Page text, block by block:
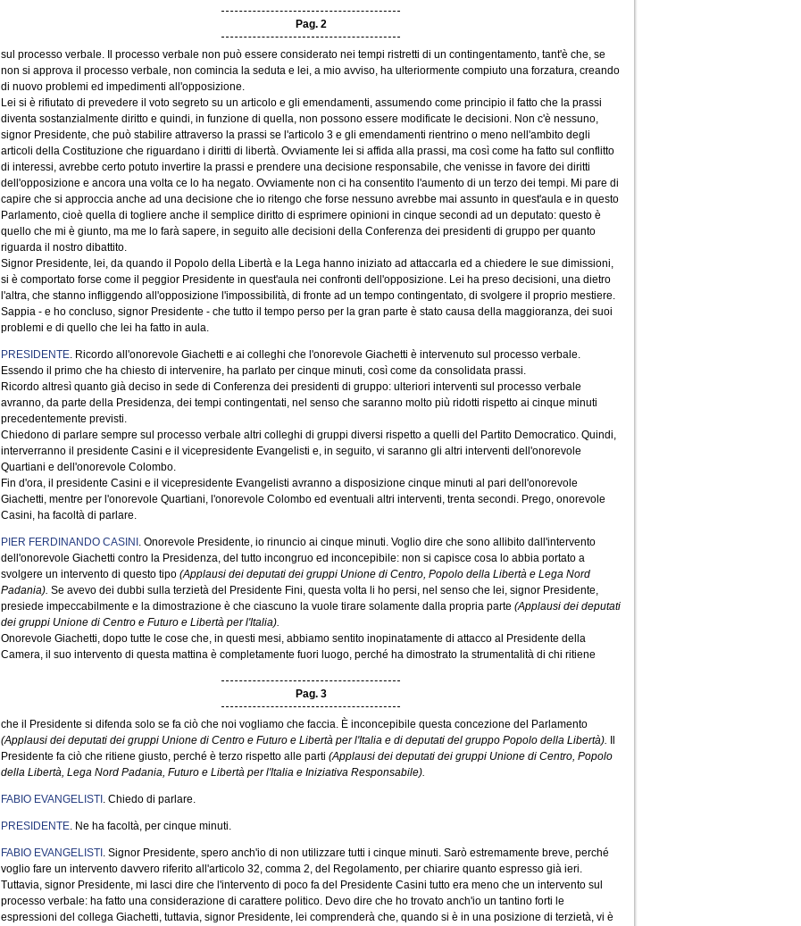
Pag. 2
sul processo verbale. Il processo verbale non può essere considerato nei tempi ristretti di un contingentamento, tant'è che, se
non si approva il processo verbale, non comincia la seduta e lei, a mio avviso, ha ulteriormente compiuto una forzatura, creando
di nuovo problemi ed impedimenti all'opposizione.
Lei si è rifiutato di prevedere il voto segreto su un articolo e gli emendamenti, assumendo come principio il fatto che la prassi
diventa sostanzialmente diritto e quindi, in funzione di quella, non possono essere modificate le decisioni. Non c'è nessuno,
signor Presidente, che può stabilire attraverso la prassi se l'articolo 3 e gli emendamenti rientrino o meno nell'ambito degli
articoli della Costituzione che riguardano i diritti di libertà. Ovviamente lei si affida alla prassi, ma così come ha fatto sul conflitto
di interessi, avrebbe certo potuto invertire la prassi e prendere una decisione responsabile, che venisse in favore dei diritti
dell'opposizione e ancora una volta ce lo ha negato. Ovviamente non ci ha consentito l'aumento di un terzo dei tempi. Mi pare di
capire che si approccia anche ad una decisione che io ritengo che forse nessuno avrebbe mai assunto in quest'aula e in questo
Parlamento, cioè quella di togliere anche il semplice diritto di esprimere opinioni in cinque secondi ad un deputato: questo è
quello che mi è giunto, ma me lo farà sapere, in seguito alle decisioni della Conferenza dei presidenti di gruppo per quanto
riguarda il nostro dibattito.
Signor Presidente, lei, da quando il Popolo della Libertà e la Lega hanno iniziato ad attaccarla ed a chiedere le sue dimissioni,
si è comportato forse come il peggior Presidente in quest'aula nei confronti dell'opposizione. Lei ha preso decisioni, una dietro
l'altra, che stanno infliggendo all'opposizione l'impossibilità, di fronte ad un tempo contingentato, di svolgere il proprio mestiere.
Sappia - e ho concluso, signor Presidente - che tutto il tempo perso per la gran parte è stato causa della maggioranza, dei suoi
problemi e di quello che lei ha fatto in aula.
PRESIDENTE. Ricordo all'onorevole Giachetti e ai colleghi che l'onorevole Giachetti è intervenuto sul processo verbale.
Essendo il primo che ha chiesto di intervenire, ha parlato per cinque minuti, così come da consolidata prassi.
Ricordo altresì quanto già deciso in sede di Conferenza dei presidenti di gruppo: ulteriori interventi sul processo verbale
avranno, da parte della Presidenza, dei tempi contingentati, nel senso che saranno molto più ridotti rispetto ai cinque minuti
precedentemente previsti.
Chiedono di parlare sempre sul processo verbale altri colleghi di gruppi diversi rispetto a quelli del Partito Democratico. Quindi,
interverranno il presidente Casini e il vicepresidente Evangelisti e, in seguito, vi saranno gli altri interventi dell'onorevole
Quartiani e dell'onorevole Colombo.
Fin d'ora, il presidente Casini e il vicepresidente Evangelisti avranno a disposizione cinque minuti al pari dell'onorevole
Giachetti, mentre per l'onorevole Quartiani, l'onorevole Colombo ed eventuali altri interventi, trenta secondi. Prego, onorevole
Casini, ha facoltà di parlare.
PIER FERDINANDO CASINI . Onorevole Presidente, io rinuncio ai cinque minuti. Voglio dire che sono allibito dall'intervento
dell'onorevole Giachetti contro la Presidenza, del tutto incongruo ed inconcepibile: non si capisce cosa lo abbia portato a
svolgere un intervento di questo tipo (Applausi dei deputati dei gruppi Unione di Centro, Popolo della Libertà e Lega Nord
Padania). Se avevo dei dubbi sulla terzietà del Presidente Fini, questa volta li ho persi, nel senso che lei, signor Presidente,
presiede impeccabilmente e la dimostrazione è che ciascuno la vuole tirare solamente dalla propria parte (Applausi dei deputati
dei gruppi Unione di Centro e Futuro e Libertà per l'Italia).
Onorevole Giachetti, dopo tutte le cose che, in questi mesi, abbiamo sentito inopinatamente di attacco al Presidente della
Camera, il suo intervento di questa mattina è completamente fuori luogo, perché ha dimostrato la strumentalità di chi ritiene
Pag. 3
che il Presidente si difenda solo se fa ciò che noi vogliamo che faccia. È inconcepibile questa concezione del Parlamento
(Applausi dei deputati dei gruppi Unione di Centro e Futuro e Libertà per l'Italia e di deputati del gruppo Popolo della Libertà).
Presidente fa ciò che ritiene giusto, perché è terzo rispetto alle parti (Applausi dei deputati dei gruppi Unione di Centro, Popolo
della Libertà, Lega Nord Padania, Futuro e Libertà per l'Italia e Iniziativa Responsabile).
FABIO EVANGELISTI . Chiedo di parlare.
PRESIDENTE. Ne ha facoltà, per cinque minuti.
FABIO EVANGELISTI . Signor Presidente, spero anch'io di non utilizzare tutti i cinque minuti. Sarò estremamente breve, perché
voglio fare un intervento davvero riferito all'articolo 32, comma 2, del Regolamento, per chiarire quanto espresso già ieri.
Tuttavia, signor Presidente, mi lasci dire che l'intervento di poco fa del Presidente Casini tutto era meno che un intervento sul
processo verbale: ha fatto una considerazione di carattere politico. Devo dire che ho trovato anch'io un tantino forti le
espressioni del collega Giachetti, tuttavia, signor Presidente, lei comprenderà che, quando si è in una posizione di terzietà, vi è